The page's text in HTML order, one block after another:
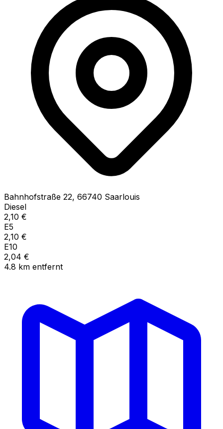
Bahnhofstraße 22, 66740 Saarlouis
Diesel
2,10 €
E5
2,10 €
E10
2,04 €
4.8 km entfernt